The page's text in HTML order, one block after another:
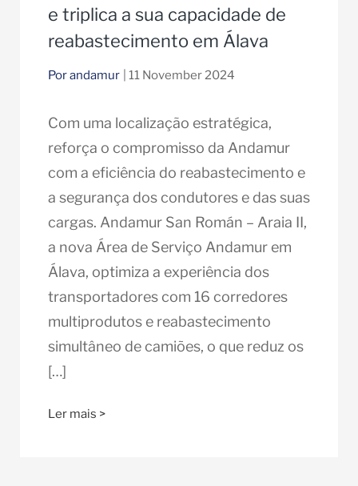
e triplica a sua capacidade de
reabastecimento em Álava
Por andamur | 11 November 2024
Com uma localização estratégica,
reforça o compromisso da Andamur
com a eficiência do reabastecimento e
a segurança dos condutores e das suas
cargas. Andamur San Román – Araia II,
a nova Área de Serviço Andamur em
Álava, optimiza a experiência dos
transportadores com 16 corredores
multiprodutos e reabastecimento
simultâneo de camiões, o que reduz os
[…]
Ler mais >